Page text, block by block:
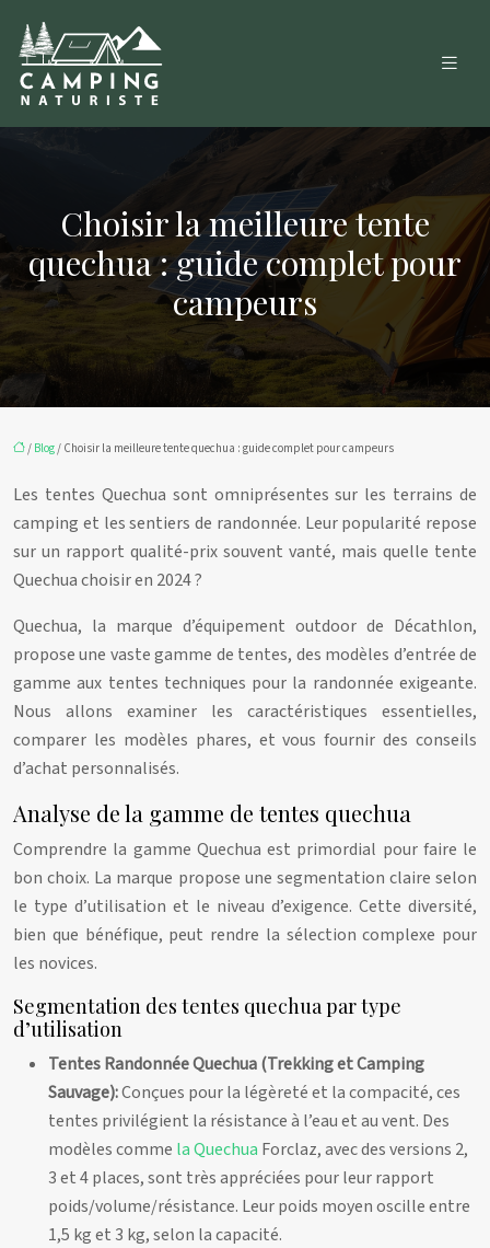
Choisir la meilleure tente
quechua : guide complet pour
campeurs
/ Blog/ Choisir la meilleure tente quechua : guide complet pour campeurs
Les tentes Quechua sont omniprésentes sur les terrains de
camping et les sentiers de randonnée. Leur popularité repose
sur un rapport qualité-prix souvent vanté, mais quelle tente
Quechua choisir en 2024 ?
Quechua, la marque d’équipement outdoor de Décathlon,
propose une vaste gamme de tentes, des modèles d’entrée de
gamme aux tentes techniques pour la randonnée exigeante.
Nous allons examiner les caractéristiques essentielles,
comparer les modèles phares, et vous fournir des conseils
d’achat personnalisés.
Analyse de la gamme de tentes quechua
Comprendre la gamme Quechua est primordial pour faire le
bon choix. La marque propose une segmentation claire selon
le type d’utilisation et le niveau d’exigence. Cette diversité,
bien que bénéfique, peut rendre la sélection complexe pour
les novices.
Segmentation des tentes quechua par type
d’utilisation
Tentes Randonnée Quechua (Trekking et Camping
Sauvage):Conçues pour la légèreté et la compacité, ces
tentes privilégient la résistance à l’eau et au vent. Des
modèles comme la Quechua Forclaz, avec des versions 2,
3 et 4 places, sont très appréciées pour leur rapport
poids/volume/résistance. Leur poids moyen oscille entre
1,5 kg et 3 kg, selon la capacité.